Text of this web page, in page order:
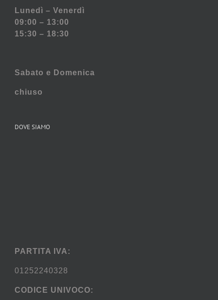
Lunedì – Venerdì
09:00 – 13:00
15:30 – 18:30
Sabato e Domenica
chiuso
DOVE SIAMO
PARTITA IVA:
01252240328
CODICE UNIVOCO: